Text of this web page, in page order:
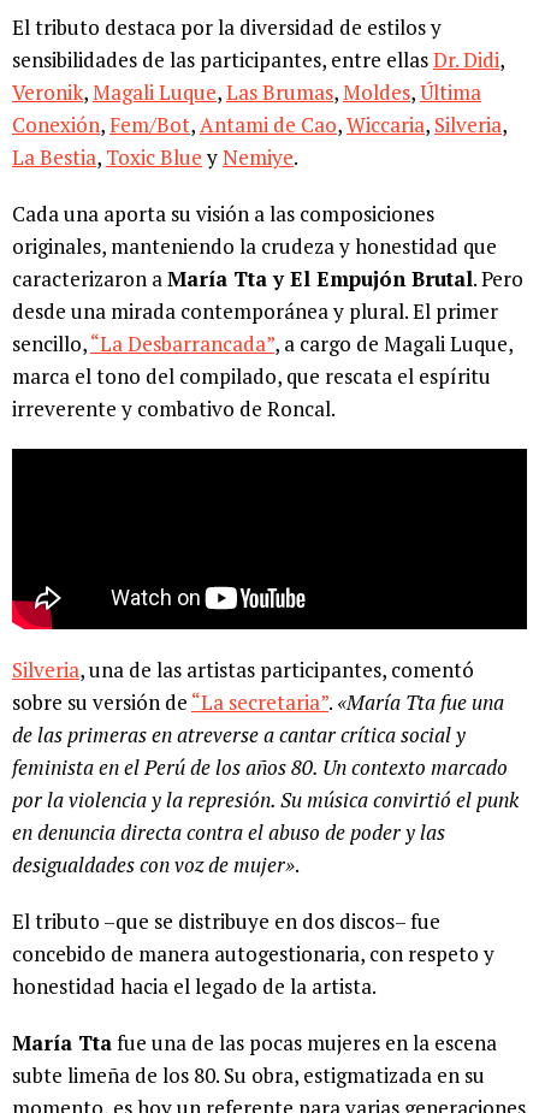
El tributo destaca por la diversidad de estilos y
sensibilidades de las participantes, entre ellasDr. Didi,
Veronik,Magali Luque,Las Brumas,Moldes,Última
Conexión,Fem/Bot,Antami de Cao,Wiccaria, Silveria,
La Bestia, Toxic BlueyNemiye.
Cada una aporta su visión a las composiciones
originales, manteniendo la crudeza y honestidad que
caracterizaron aMaría Tta y El Empujón Brutal. Pero
desde una mirada contemporánea y plural. El primer
sencillo,“La Desbarrancada”, a cargo de Magali Luque,
marca el tono del compilado, que rescata el espíritu
irreverente y combativo de Roncal.
Silveria, una de las artistas participantes, comentó
sobre su versión de “La secretaria”. «María Tta fue una
de las primeras en atreverse a cantar crítica social y
feminista en el Perú de los años 80. Un contexto marcado
por la violencia y la represión. Su música convirtió el punk
en denuncia directa contra el abuso de poder y las
desigualdades con voz de mujer».
El tributo –que se distribuye en dos discos– fue
concebido de manera autogestionaria, con respeto y
honestidad hacia el legado de la artista.
María Ttafue una de las pocas mujeres en la escena
subte limeña de los 80. Su obra, estigmatizada en su